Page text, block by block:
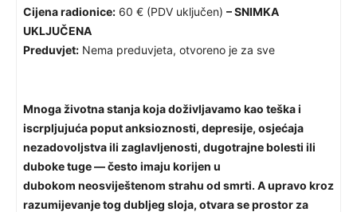
Cijena radionice: 60 € (PDV uključen) – SNIMKA
UKLJUČENA
Preduvjet: Nema preduvjeta, otvoreno je za sve
Mnoga životna stanja koja doživljavamo kao teška i
iscrpljujuća poput anksioznosti, depresije, osjećaja
nezadovoljstva ili zaglavljenosti, dugotrajne bolesti ili
duboke tuge — često imaju korijen u
dubokom neosviještenom strahu od smrti. A upravo kroz
razumijevanje tog dubljeg sloja, otvara se prostor za